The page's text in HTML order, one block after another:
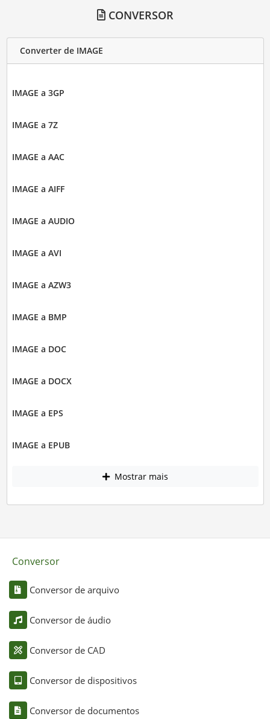
CONVERSOR
Converter de IMAGE
IMAGE a 3GP
IMAGE a 7Z
IMAGE a AAC
IMAGE a AIFF
IMAGE a AUDIO
IMAGE a AVI
IMAGE a AZW3
IMAGE a BMP
IMAGE a DOC
IMAGE a DOCX
IMAGE a EPS
IMAGE a EPUB
Mostrar mais
Conversor
Conversor de arquivo
Conversor de áudio
Conversor de CAD
Conversor de dispositivos
Conversor de documentos